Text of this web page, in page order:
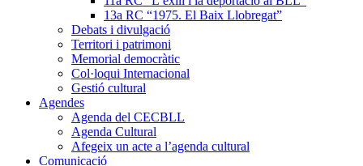
13a RC “1975. El Baix Llobregat”
Debats i divulgació
Territori i patrimoni
Memorial democràtic
Col·loqui Internacional
Gestió cultural
Agendes
Agenda del CECBLL
Agenda Cultural
Afegeix un acte a l’agenda cultural
Comunicació